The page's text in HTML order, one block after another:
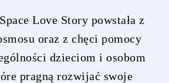
Love Story powstała z
oraz z chęci pomocy
dzieciom i osobom
pragną rozwijać swoje